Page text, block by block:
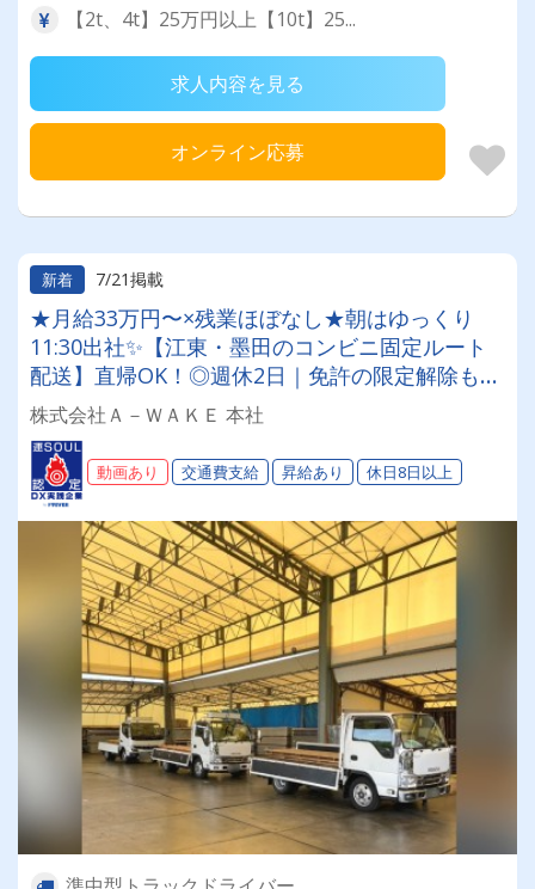
【2t、4t】25万円以上【10t】25...
求人内容を見る
オンライン応募
新着 7/21掲載
★月給33万円〜×残業ほぼなし★朝はゆっくり
11:30出社✨【江東・墨田のコンビニ固定ルート
配送】直帰OK！◎週休2日｜免許の限定解除も全
額負担◎無理なく稼いで、プライベートも最高に
楽しめるドライバーへ✨
株式会社Ａ－ＷＡＫＥ 本社
動画あり 交通費支給 昇給あり 休日8日以上